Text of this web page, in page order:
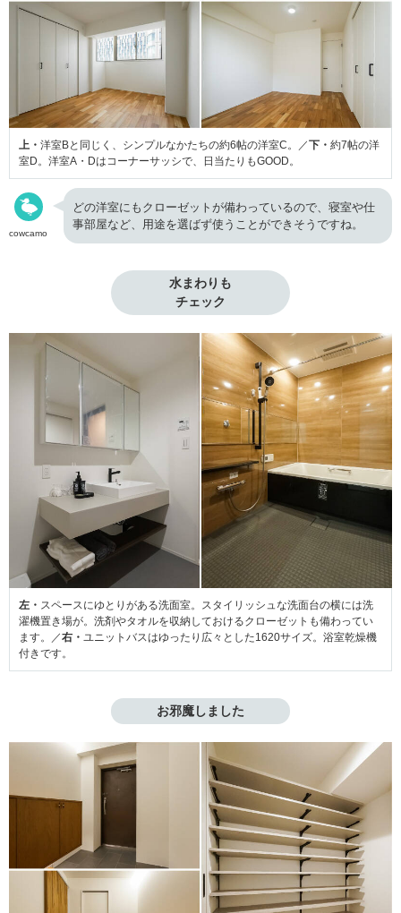
上・ 洋室Bと同じく、シンプルなかたちの約6帖の洋室C。／下・ 約7帖の洋
室D。洋室A・Dはコーナーサッシで、日当たりもGOOD。
cowcamo
どの洋室にもクローゼットが備わっているので、寝室や仕
事部屋など、用途を選ばず使うことができそうですね。
水まわりも
チェック
左・ スペースにゆとりがある洗面室。スタイリッシュな洗面台の横には洗
濯機置き場が。洗剤やタオルを収納しておけるクローゼットも備わってい
ます。／右・ ユニットバスはゆったり広々とした1620サイズ。浴室乾燥機
付きです。
お邪魔しました